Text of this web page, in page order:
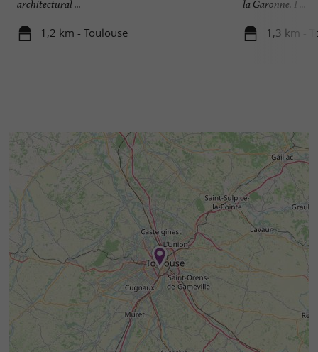
architectural ...
1,2 km - Toulouse
la Garonne. I ...
1,3 km -